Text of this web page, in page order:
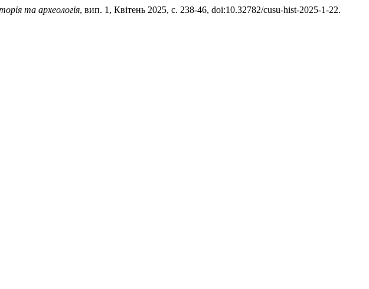
та археологія, вип. 1, Квітень 2025, с. 238-46, doi:10.32782/cusu-hist-2025-1-22.